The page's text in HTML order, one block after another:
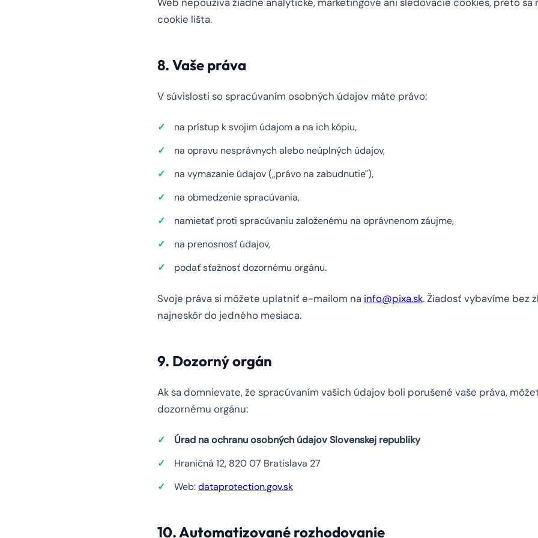
cookie lišta.
8. Vaše práva
V súvislosti so spracúvaním osobných údajov máte právo:
na prístup k svojim údajom a na ich kópiu,
na opravu nesprávnych alebo neúplných údajov,
na vymazanie údajov („právo na zabudnutie"),
na obmedzenie spracúvania,
namietať proti spracúvaniu založenému na oprávnenom záujme,
na prenosnosť údajov,
podať sťažnosť dozornému orgánu.
Svoje práva si môžete uplatniť e-mailom na info@pixa.sk. Žiadosť vybavíme bez
najneskôr do jedného mesiaca.
9. Dozorný orgán
Ak sa domnievate, že spracúvaním vašich údajov boli porušené vaše práva,
dozornému orgánu:
Úrad na ochranu osobných údajov Slovenskej republiky
Hraničná 12, 820 07 Bratislava 27
Web:dataprotection.gov.sk
10. Automatizované rozhodovanie